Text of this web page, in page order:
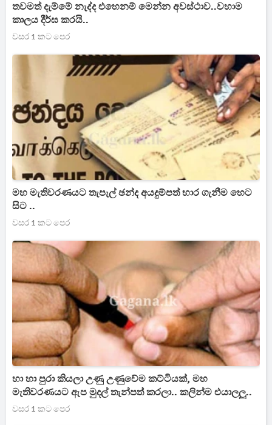
තවමත් දැම්මේ නැද්ද එහෙනම් මෙන්න අවස්ථාව..වහාම
කාලය දීර්ඝ කරයි..
වසර 1 කට පෙර
මහ මැතිවරණයට තැපැල් ඡන්ද අයදුම්පත් භාර ගැනීම හෙට
සිට ..
වසර 1 කට පෙර
හා හා පුරා කියලා උණු උණුවේම කට්ටියක්, මහ
මැතිවරණයට ඇප මුදල් තැන්පත් කරලා.. කලින්ම එයාලලු..
වසර 1 කට පෙර